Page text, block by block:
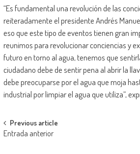
“Es fundamental una revolución de las
reiteradamente el presidente Andrés
eso que este tipo de eventos tienen gran
reunimos para revolucionar conciencias y
futuro en torno al agua, tenemos que
ciudadano debe de sentir pena al abrir la
debe preocuparse por el agua que moja
industrial por limpiar el agua que utiliza”,
Post
navigation
Previous article
Entrada anterior